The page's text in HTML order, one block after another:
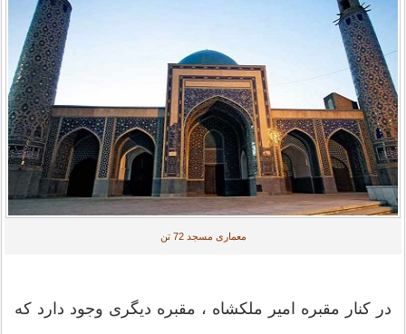
معماری مسجد 72 تن
در کنار مقبره امیر ملکشاه ، مقبره دیگری وجود دارد که